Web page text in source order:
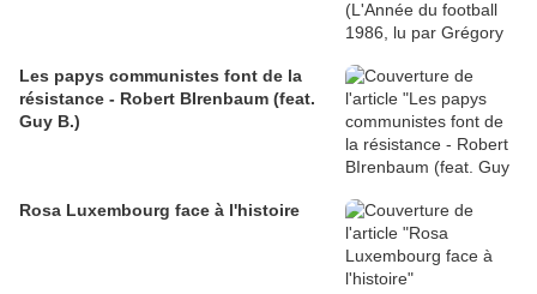
Les papys communistes font de la
résistance - Robert BIrenbaum (feat.
Guy B.)
Rosa Luxembourg face à l'histoire